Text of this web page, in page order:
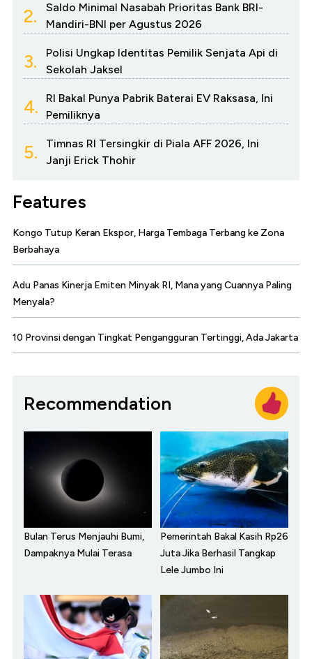
2.
Saldo Minimal Nasabah Prioritas Bank BRI-
Mandiri-BNI per Agustus 2026
3.
Polisi Ungkap Identitas Pemilik Senjata Api di
Sekolah Jaksel
4.
RI Bakal Punya Pabrik Baterai EV Raksasa, Ini
Pemiliknya
5.
Timnas RI Tersingkir di Piala AFF 2026, Ini
Janji Erick Thohir
Features
Kongo Tutup Keran Ekspor, Harga Tembaga Terbang ke Zona
Berbahaya
Adu Panas Kinerja Emiten Minyak RI, Mana yang Cuannya Paling
Menyala?
10 Provinsi dengan Tingkat Pengangguran Tertinggi, Ada Jakarta
Recommendation
Bulan Terus Menjauhi Bumi,
Dampaknya Mulai Terasa
Pemerintah Bakal Kasih Rp26
Juta Jika Berhasil Tangkap
Lele Jumbo Ini